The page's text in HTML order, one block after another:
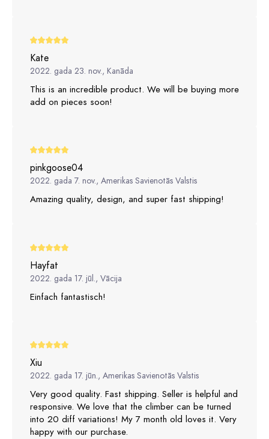
Kate
2022. gada 23. nov., Kanāda
This is an incredible product. We will be buying more
add on pieces soon!
pinkgoose04
2022. gada 7. nov., Amerikas Savienotās Valstis
Amazing quality, design, and super fast shipping!
Hayfat
2022. gada 17. jūl., Vācija
Einfach fantastisch!
Xiu
2022. gada 17. jūn., Amerikas Savienotās Valstis
Very good quality. Fast shipping. Seller is helpful and
responsive. We love that the climber can be turned
into 20 diff variations! My 7 month old loves it. Very
happy with our purchase.